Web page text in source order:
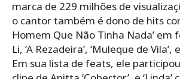
marca de 229 milhões de
o cantor também é dono de hits
Homem Que Não Tinha Nada’ em
Li, ‘A Rezadeira’, ‘Muleque de
Em sua lista de feats, ele